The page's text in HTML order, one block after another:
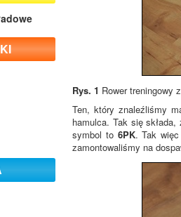
Rys. 1 Rower treningowy
Ten, który znaleźliśmy
hamulca. Tak się
symbol to6PK. Tak więc
zamontowaliśmy na